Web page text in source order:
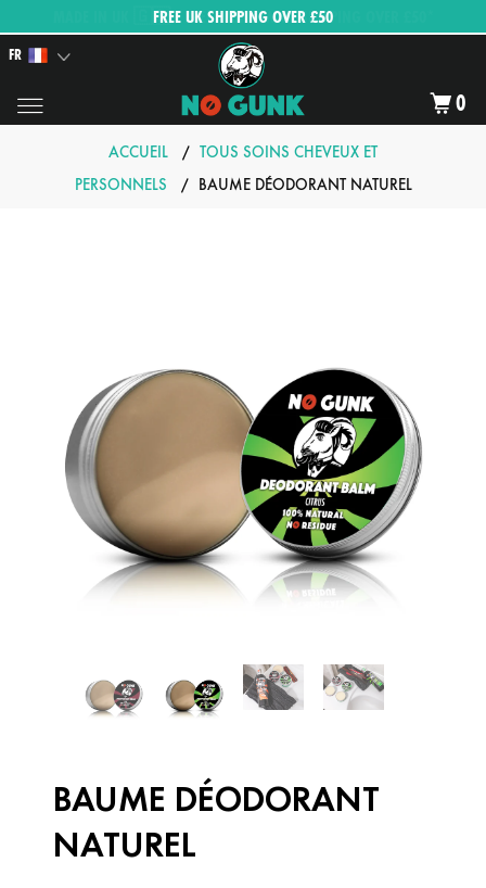
FREE UK SHIPPING OVER £50
ACCUEIL / TOUS SOINS CHEVEUX ET
PERSONNELS
/ BAUME DÉODORANT NATUREL
BAUME DÉODORANT
NATUREL
0
FR